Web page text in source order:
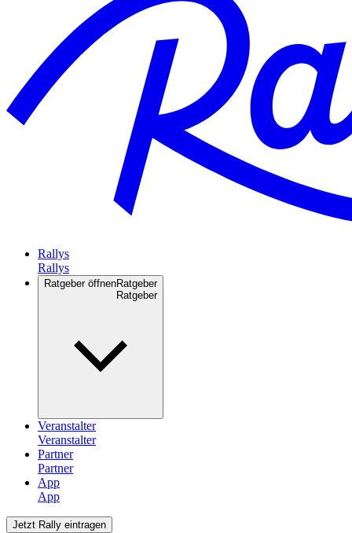
Rallys
Ratgeber öffnenRatgeber
Veranstalter
Partner
App
Jetzt Rally eintragen